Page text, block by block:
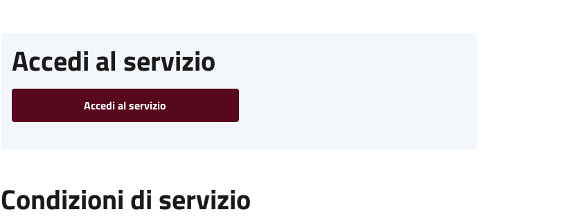
Accedi al servizio
Accedi al servizio
Condizioni di servizio